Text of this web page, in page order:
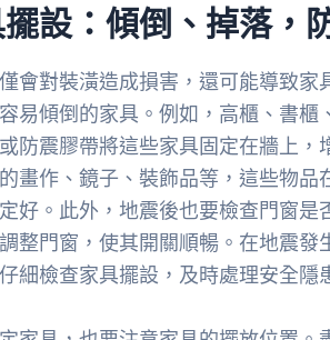
設：傾倒、掉落，
會對裝潢造成損害，還可能導致
易傾倒的家具。例如，高櫃、書
防震膠帶將這些家具固定在牆上
畫作、鏡子、裝飾品等，這些物
好。此外，地震後也要檢查門窗
整門窗，使其開關順暢。在地震
細檢查家具擺設，及時處理安全隱